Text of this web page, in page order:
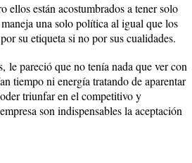
ellos están acostumbrados a tener solo
una solo política al igual que los
su etiqueta si no por sus cualidades.
le pareció que no tenía nada que ver con
tiempo ni energía tratando de aparentar
triunfar en el competitivo y
son indispensables la aceptación